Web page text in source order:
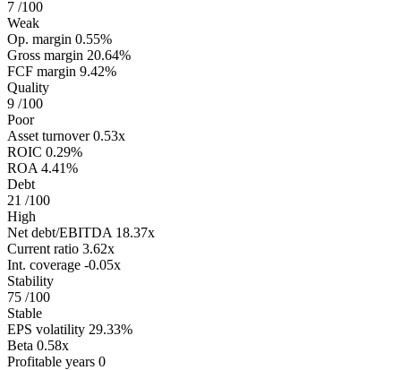
7 /100
Weak
Op. margin 0.55%
Gross margin 20.64%
FCF margin 9.42%
Quality
9 /100
Poor
Asset turnover 0.53x
ROIC 0.29%
ROA 4.41%
Debt
21 /100
High
Net debt/EBITDA 18.37x
Current ratio 3.62x
Int. coverage -0.05x
Stability
75 /100
Stable
EPS volatility 29.33%
Beta 0.58x
Profitable years 0